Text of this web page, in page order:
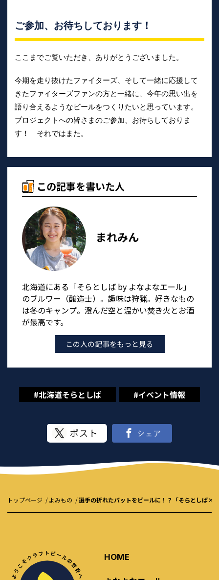
ご参加、お待ちしております！
ここまでご覧いただき、ありがとうございました。
今期を走り抜けたファイターズ、そして一緒に応援して
きたファイターズファンの方と一緒に、今年の思い出を
語り合えるようなビールをつくりたいと思っています。
プロジェクトへの皆さまのご参加、お待ちしておりま
す！ それではまた。
この記事を書いた人
まれみん
北海道にある「そらとしば by よなよなエール」
のブルワー（醸造士）。趣味は狩猟。好きなもの
は冬のキャンプ。澄んだ空と温かい焚き火とお酒
が最高です。
この人の記事をもっと見る
#北海道そらとしば #イベント情報
トップページ よみもの 選手の折れたバットをビールに！？「そらとしば×
HOME